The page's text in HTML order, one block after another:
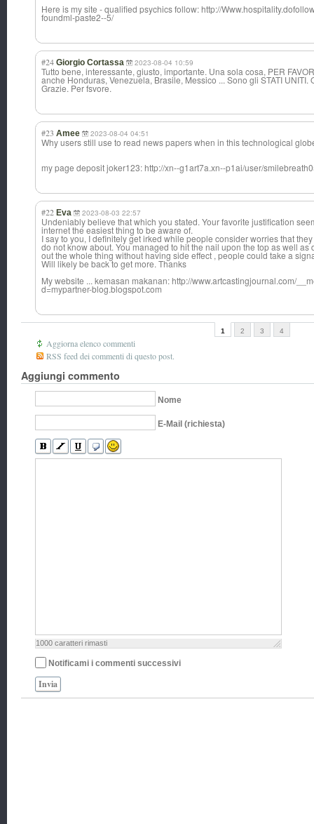
Here is my site - qualified psychics follow: http://
foundml-paste2--5/
#24 Giorgio Cortassa 2023-08-04 10:59
Tutto bene, interessante, giusto, importante. Una sola cosa, PER
anche Honduras, Venezuela, Brasile, Messico ... Sono gli STATI
Grazie. Per fsvore.
#23 Amee 2023-08-04 04:51
Why users still use to read news papers when in this technological
my page deposit joker123: http://xn--g1art7a.xn--p1ai/user/
#22 Eva 2023-08-03 22:57
Undeniably believe that which you stated. Your favorite justification
internet the easiest thing to be aware of.
I say to you, I definitely get irked while people consider worries that
do not know about. You managed to hit the nail upon the top as well as
out the whole thing without having side effect , people could take a
Will likely be back to get more. Thanks
My website ... kemasan makanan: http://www.artcastingjournal.com/
d=mypartner-blog.blogspot.com
1 2 3 4
Aggiorna elenco commenti
RSS feed dei commenti di questo post.
Aggiungi commento
Nome
E-Mail (richiesta)
1000 caratteri rimasti
Notificami i commenti successivi
Invia